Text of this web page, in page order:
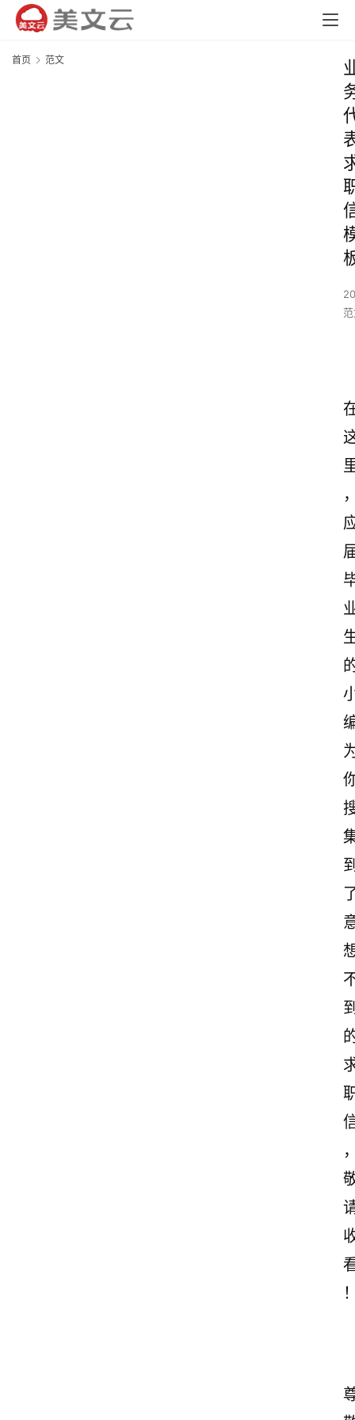
首页 范文